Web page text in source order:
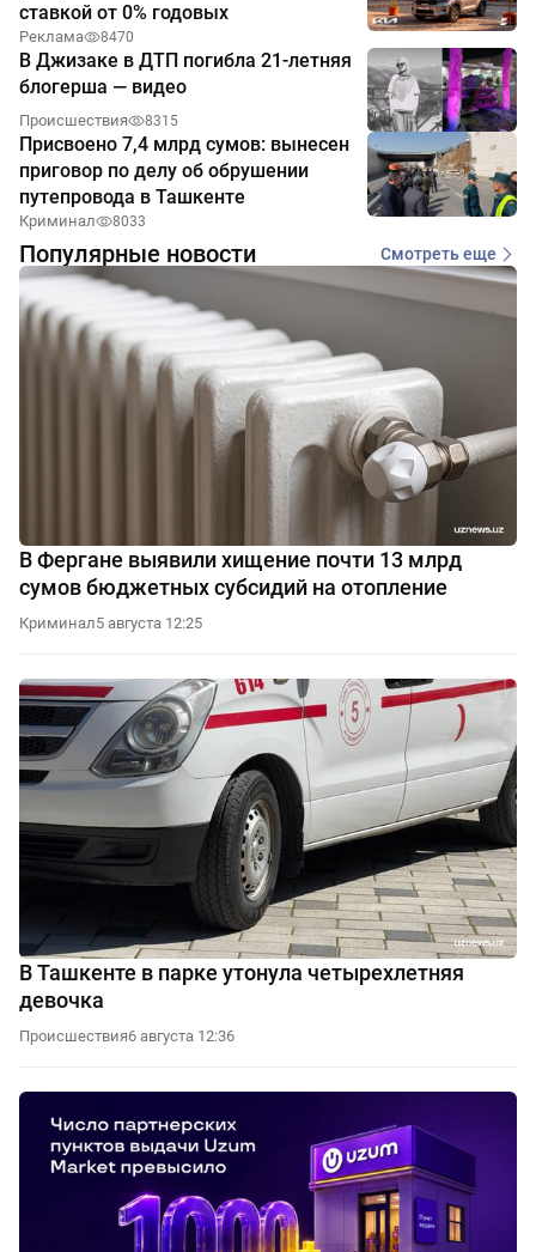
ставкой от 0% годовых
Реклама 8470
В Джизаке в ДТП погибла 21-летняя
блогерша — видео
Происшествия 8315
Присвоено 7,4 млрд сумов: вынесен
приговор по делу об обрушении
путепровода в Ташкенте
Криминал 8033
Популярные новости Смотреть еще
В Фергане выявили хищение почти 13 млрд
сумов бюджетных субсидий на отопление
Криминал5 августа 12:25
В Ташкенте в парке утонула четырехлетняя
девочка
Происшествия6 августа 12:36